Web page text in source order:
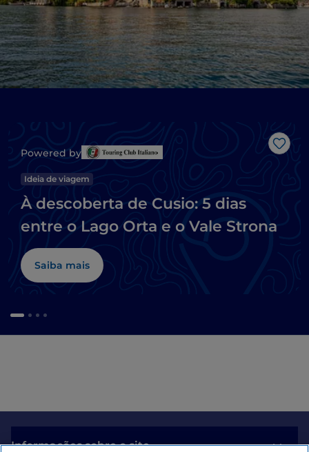
Powered by
Ideia de viagem
À descoberta de Cusio: 5 dias
entre o Lago Orta e o Vale Strona
Saiba mais
Informações sobre o site